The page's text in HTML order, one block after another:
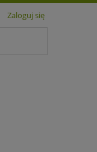
Zaloguj się